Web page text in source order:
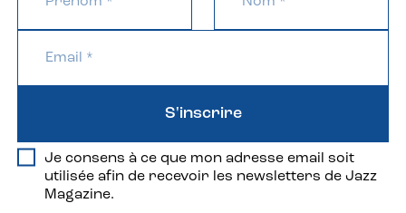
Je consens à ce que mon adresse email soit
utilisée afin de recevoir les newsletters de Jazz
Magazine.
S'inscrire